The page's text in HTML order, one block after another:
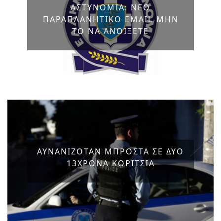
ΑΣΤΥΝΟΜΙΑ: ΝΕΟ
ΠΑΡΑΠΛΑΝΗΤΙΚΟ EMAIL-ΜΗΝ
ΤΟ ΝΑ ΑΝΟΙΞΕΤΕ
ΑΥΝΑΝΙΖΟΤΑΝ ΜΠΡΟΣΤΑ ΣΕ ΔΥΟ
13ΧΡΟΝΑ ΚΟΡΙΤΣΙΑ